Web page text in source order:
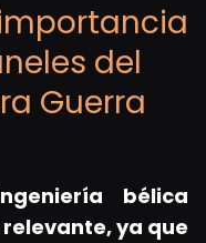
del
Guerra
bélica
ya que